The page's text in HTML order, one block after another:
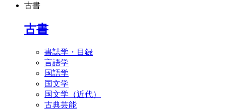
古書
古書
書誌学・目録
言語学
国語学
国文学
国文学（近代）
古典芸能